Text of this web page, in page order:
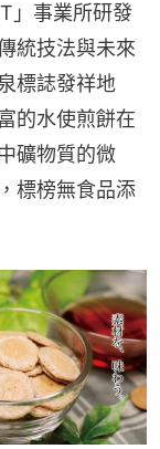
」事業所研發
統技法與未來
標誌發祥地
的水使煎餅在
礦物質的微
標榜無食品添